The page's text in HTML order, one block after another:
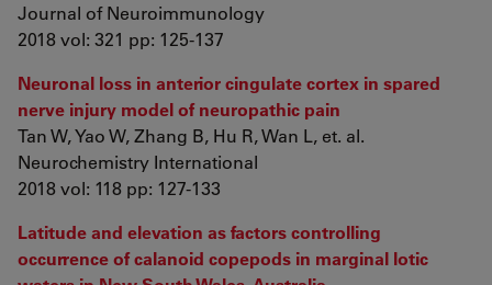
Journal of Neuroimmunology
2018 vol: 321 pp: 125-137
Neuronal loss in anterior cingulate cortex in spared
nerve injury model of neuropathic pain
Tan W, Yao W, Zhang B, Hu R, Wan L, et. al.
Neurochemistry International
2018 vol: 118 pp: 127-133
Latitude and elevation as factors controlling
occurrence of calanoid copepods in marginal lotic